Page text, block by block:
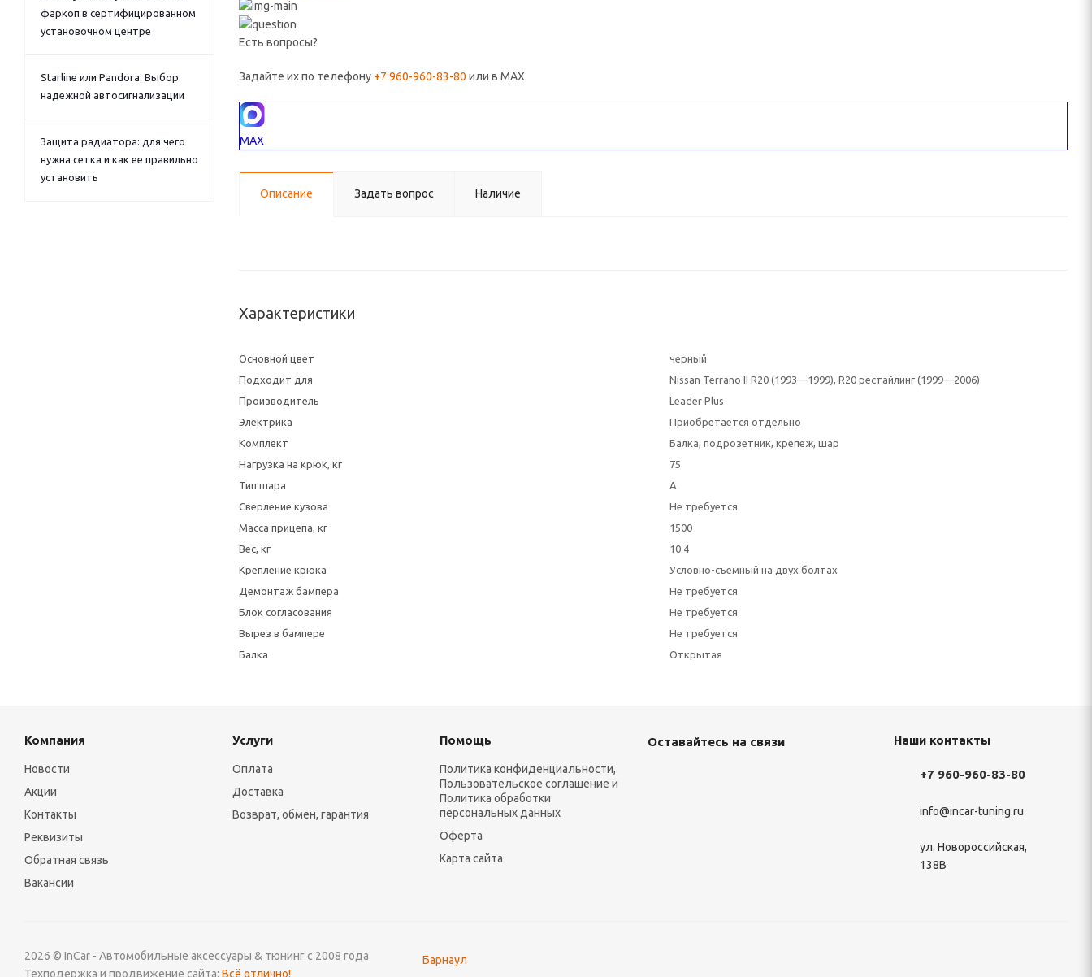
Есть вопросы?
Задайте их по телефону +7 960-960-83-80 или в MAX
MAX
Описание Задать вопрос Наличие
Характеристики
Основной цвет
черный
Подходит для
Nissan Terrano II R20 (1993—1999), R20 рестайлинг (1999—2006)
Производитель
Leader Plus
Электрика
Приобретается отдельно
Комплект
Балка, подрозетник, крепеж, шар
Нагрузка на крюк, кг
75
Тип шара
A
Сверление кузова
Не требуется
Масса прицепа, кг
1500
Вес, кг
10.4
Крепление крюка
Условно-съемный на двух болтах
Демонтаж бампера
Не требуется
Блок согласования
Не требуется
Вырез в бампере
Не требуется
Балка
Открытая
фаркоп в сертифицированном
установочном центре
Starline или Pandora: Выбор
надежной автосигнализации
Защита радиатора: для чего
нужна сетка и как ее правильно
установить
Компания
Новости
Акции
Контакты
Реквизиты
Обратная связь
Вакансии
Услуги
Оплата
Доставка
Возврат, обмен, гарантия
Помощь
Политика конфиденциальности,
Пользовательское соглашение и
Политика обработки
персональных данных
Оферта
Карта сайта
Оставайтесь на связи Наши контакты
+7 960-960-83-80
info@incar-tuning.ru
ул. Новороссийская,
138В
2026 © InCar - Автомобильные аксессуары & тюнинг с 2008 года
Техподержка и продвижение сайта: Всё отлично!
Барнаул